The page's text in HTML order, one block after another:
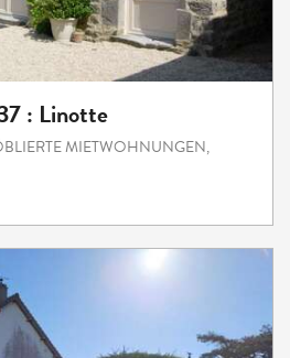
: Linotte
MIETWOHNUNGEN,